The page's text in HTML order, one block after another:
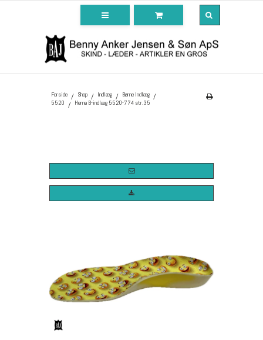
Forside / Shop / Indlæg / Børne Indlæg /
5520 / Hema B-indlæg 5520-774 str.35